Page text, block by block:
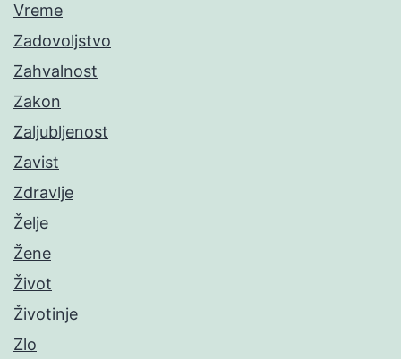
Vreme
Zadovoljstvo
Zahvalnost
Zakon
Zaljubljenost
Zavist
Zdravlje
Želje
Žene
Život
Životinje
Zlo